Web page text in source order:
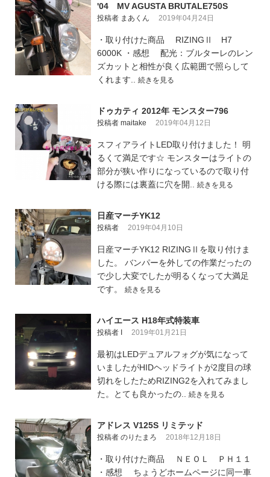
'04 MV AGUSTA BRUTALE750S
投稿者 まあくん 2019年04月24日
・取り付けた商品 RIZINGⅡ H7
6000K ・感想 配光：ブルターレのレン
ズカットと相性が良く広範囲で照らして
くれます.. 続きを見る
ドゥカティ 2012年 モンスター796
投稿者 maitake 2019年04月12日
スフィアライトLED取り付けました！ 明
るくて満足です☆ モンスターはライトの
部分が狭い作りになっているので取り付
ける際には裏蓋に穴を開.. 続きを見る
日産マーチYK12
投稿者 2019年04月10日
日産マーチYK12 RIZINGⅡを取り付けま
した。 バンパーを外しての作業だったの
で少し大変でしたが明るくなって大満足
です。 続きを見る
ハイエース H18年式特装車
投稿者 I 2019年01月21日
最初はLEDデュアルフォグが気になって
いましたがHIDヘッドライトが2度目の球
切れをしたためRIZING2を入れてみまし
た。とても良かったの.. 続きを見る
アドレス V125S リミテッド
投稿者 のりたまろ 2018年12月18日
・取り付けた商品 ＮＥＯＬ ＰＨ１１
・感想 ちょうどホームページに同一車